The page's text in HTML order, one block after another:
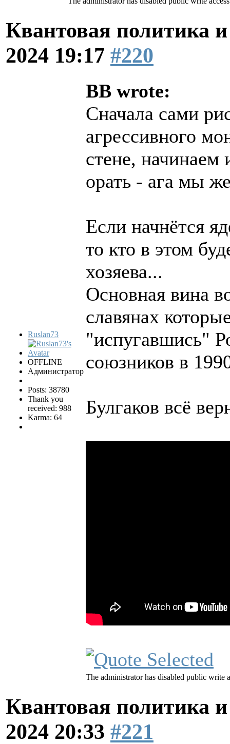
Квантовая политика
2024 19:17 #220
Ruslan73
OFFLINE
Администратор
Posts: 38780
Thank you
received: 988
Karma: 64
BB wrote:
Сначала сами
агрессивного
стене, начинаем
орать - ага мы
Если начнётся
то кто в этом
хозяева...
Основная вина
славянах
"испугавшись"
союзников в
Булгаков всё
The administrator has disabled public write
Квантовая политика
2024 20:33 #221